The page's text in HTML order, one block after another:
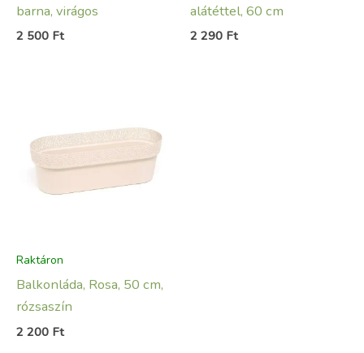
barna, virágos
2 500 Ft
alátéttel, 60 cm
2 290 Ft
Raktáron
Balkonláda, Rosa, 50 cm,
rózsaszín
2 200 Ft